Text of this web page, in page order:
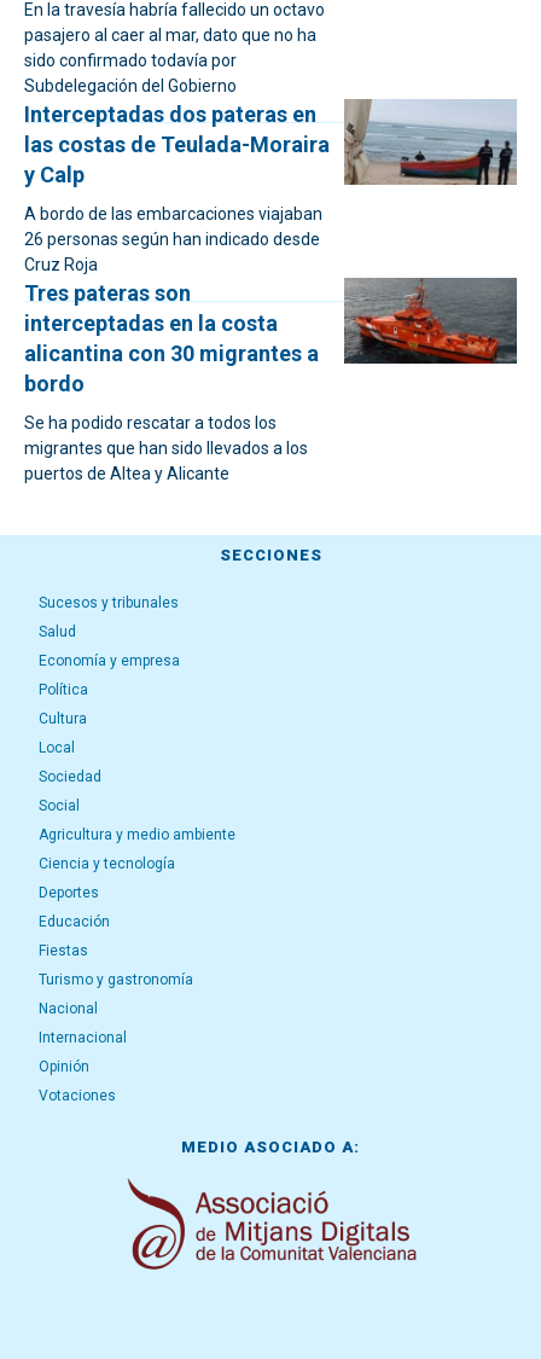
En la travesía habría fallecido un octavo
pasajero al caer al mar, dato que no ha
sido confirmado todavía por
Subdelegación del Gobierno
Interceptadas dos pateras en
las costas de Teulada-Moraira
y Calp
A bordo de las embarcaciones viajaban
26 personas según han indicado desde
Cruz Roja
Tres pateras son
interceptadas en la costa
alicantina con 30 migrantes a
bordo
Se ha podido rescatar a todos los
migrantes que han sido llevados a los
puertos de Altea y Alicante
SECCIONES
Sucesos y tribunales
Salud
Economía y empresa
Política
Cultura
Local
Sociedad
Social
Agricultura y medio ambiente
Ciencia y tecnología
Deportes
Educación
Fiestas
Turismo y gastronomía
Nacional
Internacional
Opinión
Votaciones
MEDIO ASOCIADO A: